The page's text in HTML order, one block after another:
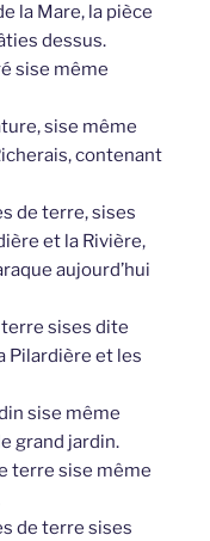
la Mare, la pièce
dessus.
sise même
sise même
contenant
de terre, sises
et la Rivière,
aujourd’hui
sises dite
Pilardière et les
sise même
grand jardin.
terre sise même
de terre sises